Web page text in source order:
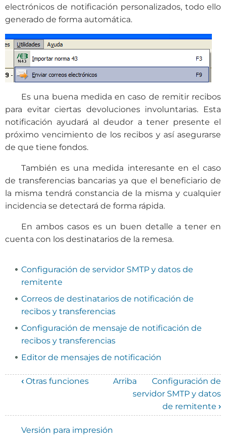
electrónicos de notificación personalizados, todo ello
generado de forma automática.
Es una buena medida en caso de remitir recibos
para evitar ciertas devoluciones involuntarias. Esta
notificación ayudará al deudor a tener presente el
próximo vencimiento de los recibos y así asegurarse
de que tiene fondos.
También es una medida interesante en el caso
de transferencias bancarias ya que el beneficiario de
la misma tendrá constancia de la misma y cualquier
incidencia se detectará de forma rápida.
En ambos casos es un buen detalle a tener en
cuenta con los destinatarios de la remesa.
Configuración de servidor SMTP y datos de
remitente
Correos de destinatarios de notificación de
recibos y transferencias
Configuración de mensaje de notificación de
recibos y transferencias
Editor de mensajes de notificación
‹ Otras funciones Arriba
Configuración de
servidor SMTP y datos
de remitente ›
Versión para impresión